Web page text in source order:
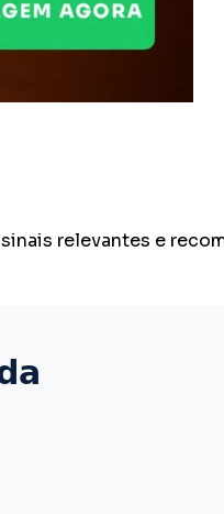
relevantes e